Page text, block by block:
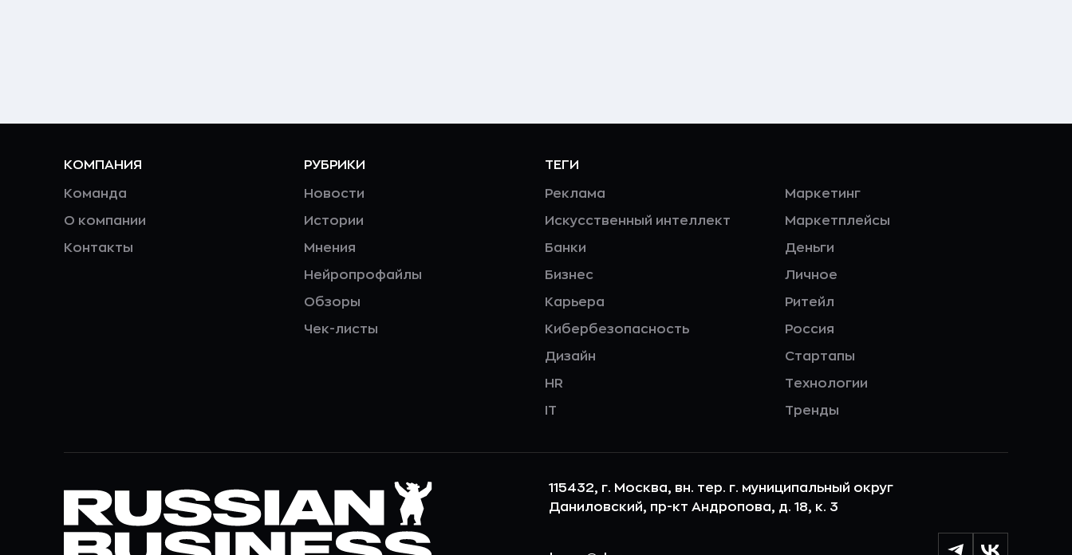
КОМПАНИЯ
Команда
О компании
Контакты
РУБРИКИ
Новости
Истории
Мнения
Нейропрофайлы
Обзоры
Чек-листы
ТЕГИ
Реклама
Искусственный интеллект
Банки
Бизнес
Карьера
Кибербезопасность
Дизайн
HR
IT
Маркетинг
Маркетплейсы
Деньги
Личное
Ритейл
Россия
Стартапы
Технологии
Тренды
115432, г. Москва, вн. тер. г. муниципальный округ
Даниловский, пр-кт Андропова, д. 18, к. 3